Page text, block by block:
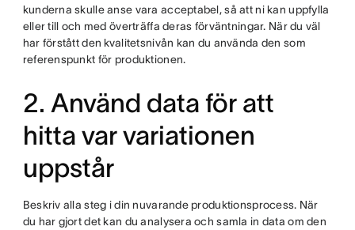
kunderna skulle anse vara acceptabel, så att ni kan uppfylla
eller till och med överträffa deras förväntningar. När du väl
har förstått den kvalitetsnivån kan du använda den som
referenspunkt för produktionen.
2. Använd data för att
hitta var variationen
uppstår
Beskriv alla steg i din nuvarande produktionsprocess. När
du har gjort det kan du analysera och samla in data om den